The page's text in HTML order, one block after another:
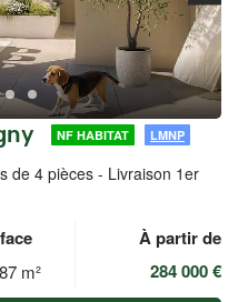
NF HABITAT LMNP
de 4 pièces - Livraison 1er
À partir de
m²
284 000 €